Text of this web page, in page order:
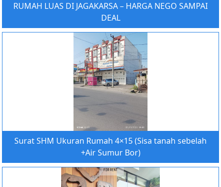
RUMAH LUAS DI JAGAKARSA – HARGA NEGO SAMPAI
DEAL
Surat SHM Ukuran Rumah 4×15 (Sisa tanah sebelah
+Air Sumur Bor)